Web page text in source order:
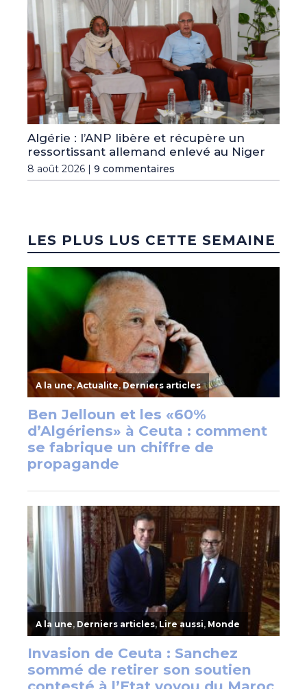
Algérie : l’ANP libère et récupère un
ressortissant allemand enlevé au Niger
8 août 2026 | 9 commentaires
LES PLUS LUS CETTE SEMAINE